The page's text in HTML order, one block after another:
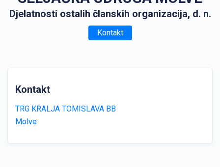
Djelatnosti ostalih članskih organizacija, d. n.
Kontakt
Kontakt
TRG KRALJA TOMISLAVA BB
Molve